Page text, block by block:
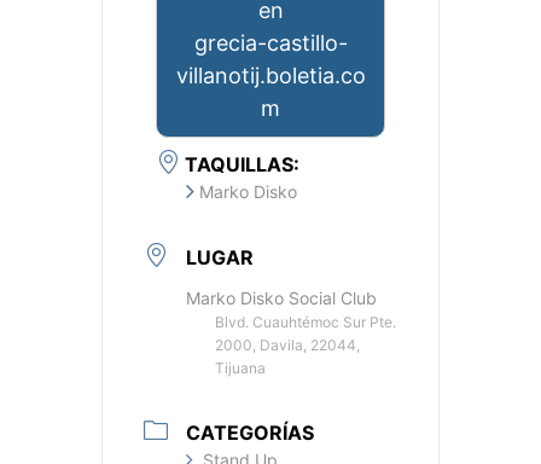
en
grecia-castillo-
villanotij.boletia.co
m
TAQUILLAS:
Marko Disko
LUGAR
Marko Disko Social Club
Blvd. Cuauhtémoc Sur Pte.
2000, Davila, 22044,
Tijuana
CATEGORÍAS
Stand Up